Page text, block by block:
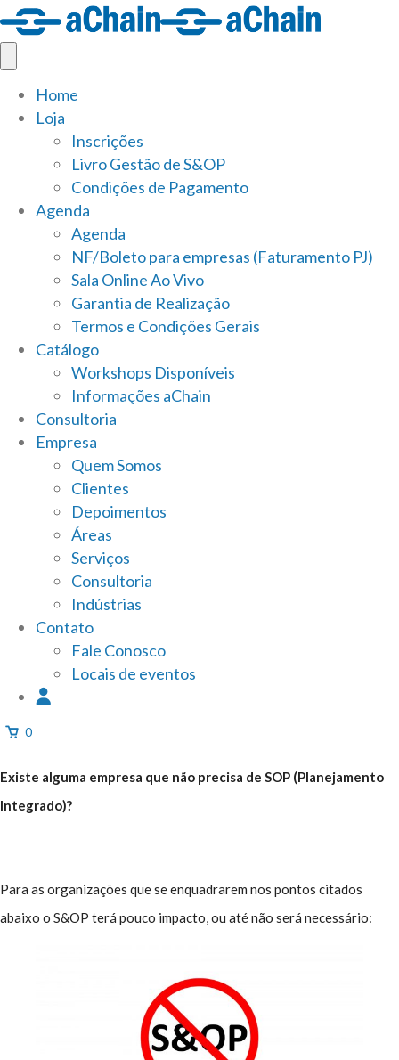
Home
Loja
Inscrições
Livro Gestão de S&OP
Condições de Pagamento
Agenda
Agenda
NF/Boleto para empresas (Faturamento PJ)
Sala Online Ao Vivo
Garantia de Realização
Termos e Condições Gerais
Catálogo
Workshops Disponíveis
Informações aChain
Consultoria
Empresa
Quem Somos
Clientes
Depoimentos
Áreas
Serviços
Consultoria
Indústrias
Contato
Fale Conosco
Locais de eventos
0
Existe alguma empresa que não precisa de SOP (Planejamento
Integrado)?
Para as organizações que se enquadrarem nos pontos citados
abaixo o S&OP terá pouco impacto, ou até não será necessário: